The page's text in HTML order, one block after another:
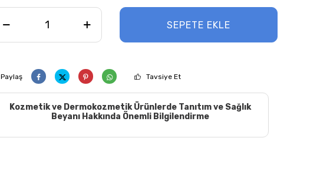
SEPETE EKLE
Paylaş Tavsiye Et
Kozmetik ve Dermokozmetik Ürünlerde Tanıtım ve Sağlık
Beyanı Hakkında Önemli Bilgilendirme